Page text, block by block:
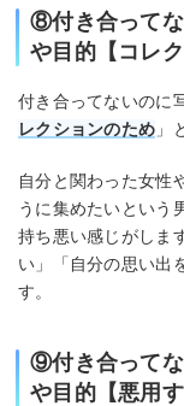
⑧付き合って
や目的【コレ
付き合ってないのに
レクションのため 」
自分と関わった女性
うに集めたいという
持ち悪い感じがしま
い」「自分の思い出
す。
⑨付き合って
や目的【悪用す